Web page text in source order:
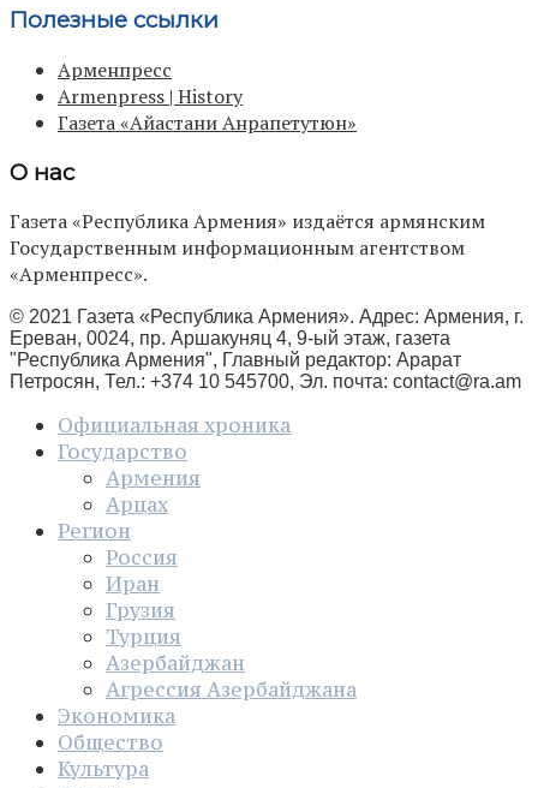
Полезные ссылки
Арменпресс
Armenpress | History
Газета «Айастани Анрапетутюн»
О нас
Газета «Республика Армения» издаётся армянским
Государственным информационным агентством
«Арменпресс».
© 2021 Газета «Республика Армения». Адрес: Армения, г.
Ереван, 0024, пр. Аршакуняц 4, 9-ый этаж, газета
"Республика Армения", Главный редактор: Арарат
Петросян, Тел.: +374 10 545700, Эл. почта: contact@ra.am
Официальная хроника
Государство
Армения
Арцах
Регион
Россия
Иран
Грузия
Турция
Азербайджан
Агрессия Азербайджана
Экономика
Общество
Культура